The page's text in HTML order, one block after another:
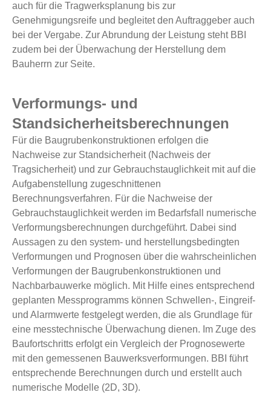
auch für die Tragwerksplanung bis zur
Genehmigungsreife und begleitet den Auftraggeber auch
bei der Vergabe. Zur Abrundung der Leistung steht BBI
zudem bei der Überwachung der Herstellung dem
Bauherrn zur Seite.
Verformungs- und
Standsicherheitsberechnungen
Für die Baugrubenkonstruktionen erfolgen die
Nachweise zur Standsicherheit (Nachweis der
Tragsicherheit) und zur Gebrauchstauglichkeit mit auf die
Aufgabenstellung zugeschnittenen
Berechnungsverfahren. Für die Nachweise der
Gebrauchstauglichkeit werden im Bedarfsfall numerische
Verformungsberechnungen durchgeführt. Dabei sind
Aussagen zu den system- und herstellungsbedingten
Verformungen und Prognosen über die wahrscheinlichen
Verformungen der Baugrubenkonstruktionen und
Nachbarbauwerke möglich. Mit Hilfe eines entsprechend
geplanten Messprogramms können Schwellen-, Eingreif-
und Alarmwerte festgelegt werden, die als Grundlage für
eine messtechnische Überwachung dienen. Im Zuge des
Baufortschritts erfolgt ein Vergleich der Prognosewerte
mit den gemessenen Bauwerksverformungen. BBI führt
entsprechende Berechnungen durch und erstellt auch
numerische Modelle (2D, 3D).